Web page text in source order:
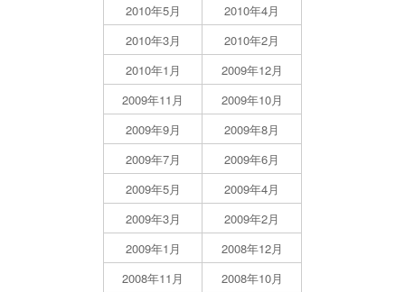
2010年5月
2010年4月
2010年3月
2010年2月
2010年1月
2009年12月
2009年11月
2009年10月
2009年9月
2009年8月
2009年7月
2009年6月
2009年5月
2009年4月
2009年3月
2009年2月
2009年1月
2008年12月
2008年11月
2008年10月